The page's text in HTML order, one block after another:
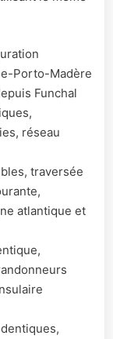
Porto-Madère
Funchal
réseau
traversée
atlantique et